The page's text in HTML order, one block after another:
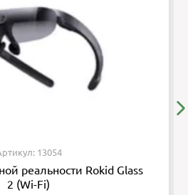
13054
реальности Rokid Glass
2 (Wi-Fi)